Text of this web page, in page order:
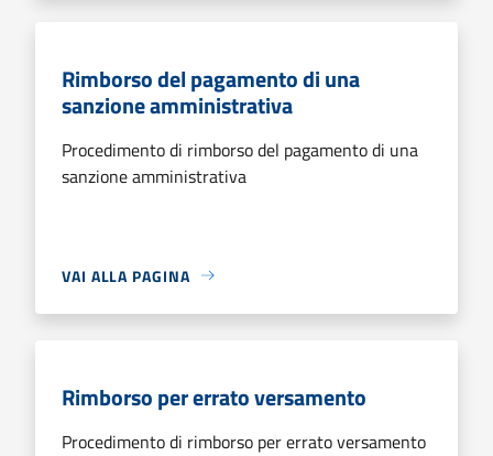
Rimborso del pagamento di una
sanzione amministrativa
Procedimento di rimborso del pagamento di una
sanzione amministrativa
VAI ALLA PAGINA
Rimborso per errato versamento
Procedimento di rimborso per errato versamento